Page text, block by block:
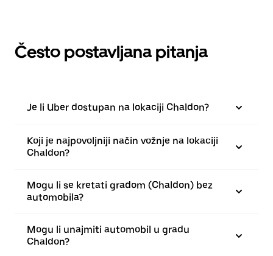
Često postavljana pitanja
Je li Uber dostupan na lokaciji Chaldon?
Koji je najpovoljniji način vožnje na lokaciji
Chaldon?
Mogu li se kretati gradom (Chaldon) bez
automobila?
Mogu li unajmiti automobil u gradu
Chaldon?